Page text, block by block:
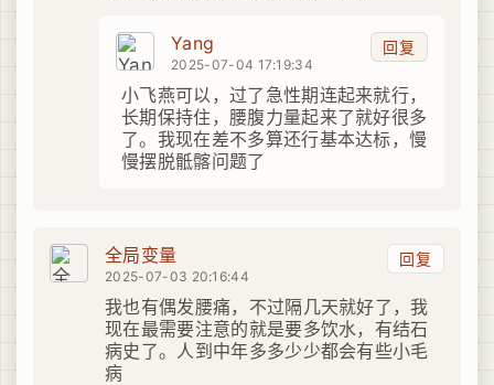
回复
Yang
2025-07-04 17:19:34
小飞燕可以，过了急性期连起来就行，
长期保持住，腰腹力量起来了就好很多
了。我现在差不多算还行基本达标，慢
慢摆脱骶髂问题了
回复
全局变量
2025-07-03 20:16:44
我也有偶发腰痛，不过隔几天就好了，我
现在最需要注意的就是要多饮水，有结石
病史了。人到中年多多少少都会有些小毛
病